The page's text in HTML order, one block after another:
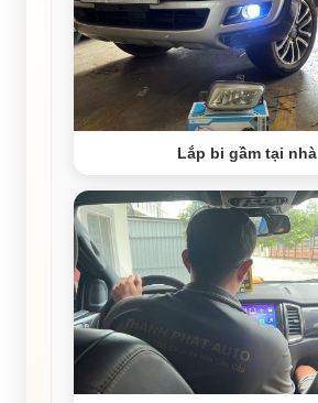
Lắp bi gầm tại nhà